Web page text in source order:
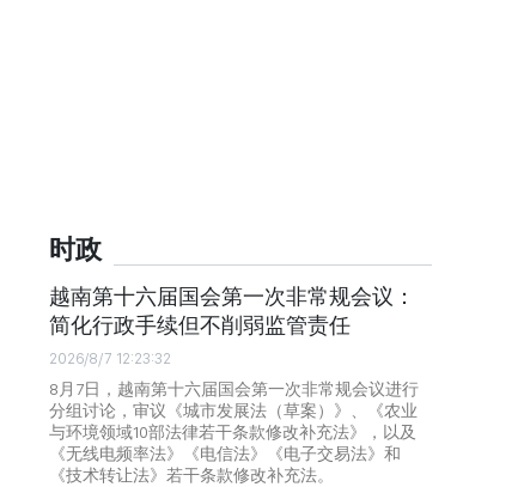
时政
越南第十六届国会第一次非常规会议：
简化行政手续但不削弱监管责任
2026/8/7 12:23:32
8月7日，越南第十六届国会第一次非常规会议进行
分组讨论，审议《城市发展法（草案）》、《农业
与环境领域10部法律若干条款修改补充法》，以及
《无线电频率法》《电信法》《电子交易法》和
《技术转让法》若干条款修改补充法。